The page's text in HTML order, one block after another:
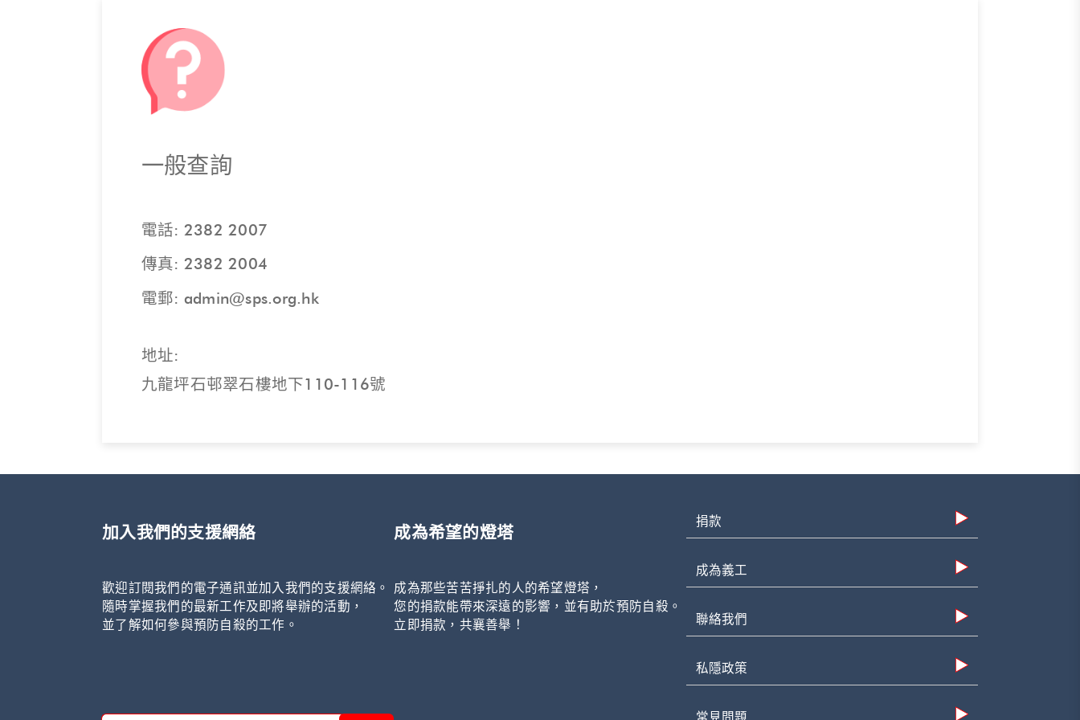
一般查詢
電話: 2382 2007
傳真: 2382 2004
電郵: admin@sps.org.hk
地址:
九龍坪石邨翠石樓地下110-116號
加入我們的支援網絡
歡迎訂閱我們的電子通訊並加入我們的支援網絡。
隨時掌握我們的最新工作及即將舉辦的活動，
並了解如何參與預防自殺的工作。
成為希望的燈塔
成為那些苦苦掙扎的人的希望燈塔，
您的捐款能帶來深遠的影響，並有助於預防自殺。
立即捐款，共襄善舉！
捐款
成為義工
聯絡我們
私隱政策